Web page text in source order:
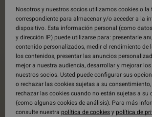
Nosotros y nuestros socios utilizamos cookies o la
correspondiente para almacenar y/o acceder a la
dispositivo. Esta información personal (como
y dirección IP) puede utilizarse para: presentarle
contenido personalizados, medir el rendimiento de
los contenidos, presentar las anuncios
mejor a nuestra audiencia, desarrollar y mejorar
nuestros socios. Usted puede configurar sus
o rechazar las cookies sujetas a su
rechazar las cookies cuando no están sujetas a su
(como algunas cookies de análisis). Para más
consulte nuestra política de cookiesypolítica de